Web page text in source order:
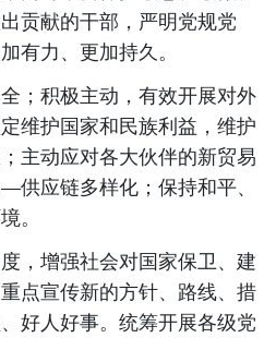
贡献的干部，严明党规党
有力、更加持久。
；积极主动，有效开展对外
维护国家和民族利益，维护
主动应对各大伙伴的新贸易
应链多样化；保持和平、
。
，增强社会对国家保卫、建
点宣传新的方针、路线、措
好人好事。统筹开展各级党